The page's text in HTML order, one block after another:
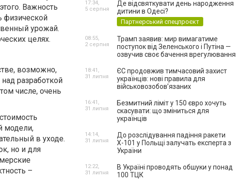
Важность
физической
урожай.
целях.
возможно,
разработкой
числе, очень
модели,
в уходе.
но и для
–
Де відсвяткувати день народження
дитини в Одесі?
Партнерський спецпроєкт
17:34,
5 серпня
Трамп заявив: мир вимагатиме
поступок від Зеленського і Путіна —
озвучив своє бачення врегулювання
08:55,
2 серпня
ЄС продовжив тимчасовий захист
українців: нові правила для
військовозобов’язаних
18:41,
31 липня
Безмитний ліміт у 150 євро хочуть
скасувати: що зміниться для
українців
16:41,
31 липня
До розслідування падіння ракети
Х-101 у Польщі залучать експерта з
України
14:14,
31 липня
В Україні проводять обшуки у понад
100 ТЦК
12:22,
31 липня